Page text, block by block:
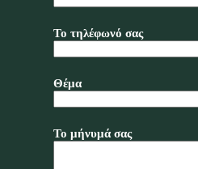
Το τηλέφωνό σας
Θέμα
Το μήνυμά σας